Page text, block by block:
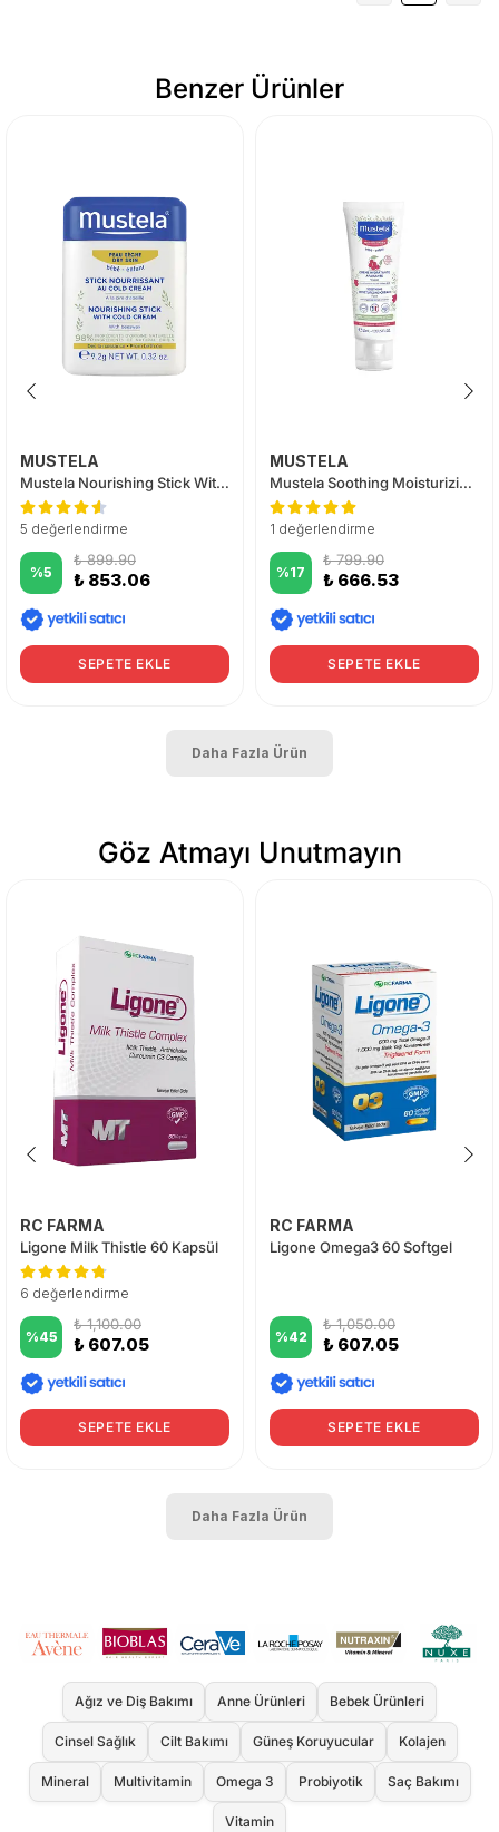
Benzer Ürünler
MUSTELA
Mustela Nourishing Stick With Cold Cream 9.2 gr
5 değerlendirme
%5
₺ 899.90
₺ 853.06
SEPETE EKLE
MUSTELA
Mustela Soothing Moisturizing Cream 40ml
1 değerlendirme
%17
₺ 799.90
₺ 666.53
SEPETE EKLE
Daha Fazla Ürün
Göz Atmayı Unutmayın
RC FARMA
Ligone Milk Thistle 60 Kapsül
6 değerlendirme
%45
₺ 1,100.00
₺ 607.05
SEPETE EKLE
RC FARMA
Ligone Omega3 60 Softgel
%42
₺ 1,050.00
₺ 607.05
SEPETE EKLE
Daha Fazla Ürün
Ağız ve Diş Bakımı Anne Ürünleri Bebek Ürünleri
Cinsel Sağlık Cilt Bakımı Güneş Koruyucular Kolajen
Mineral Multivitamin Omega 3 Probiyotik Saç Bakımı
Vitamin